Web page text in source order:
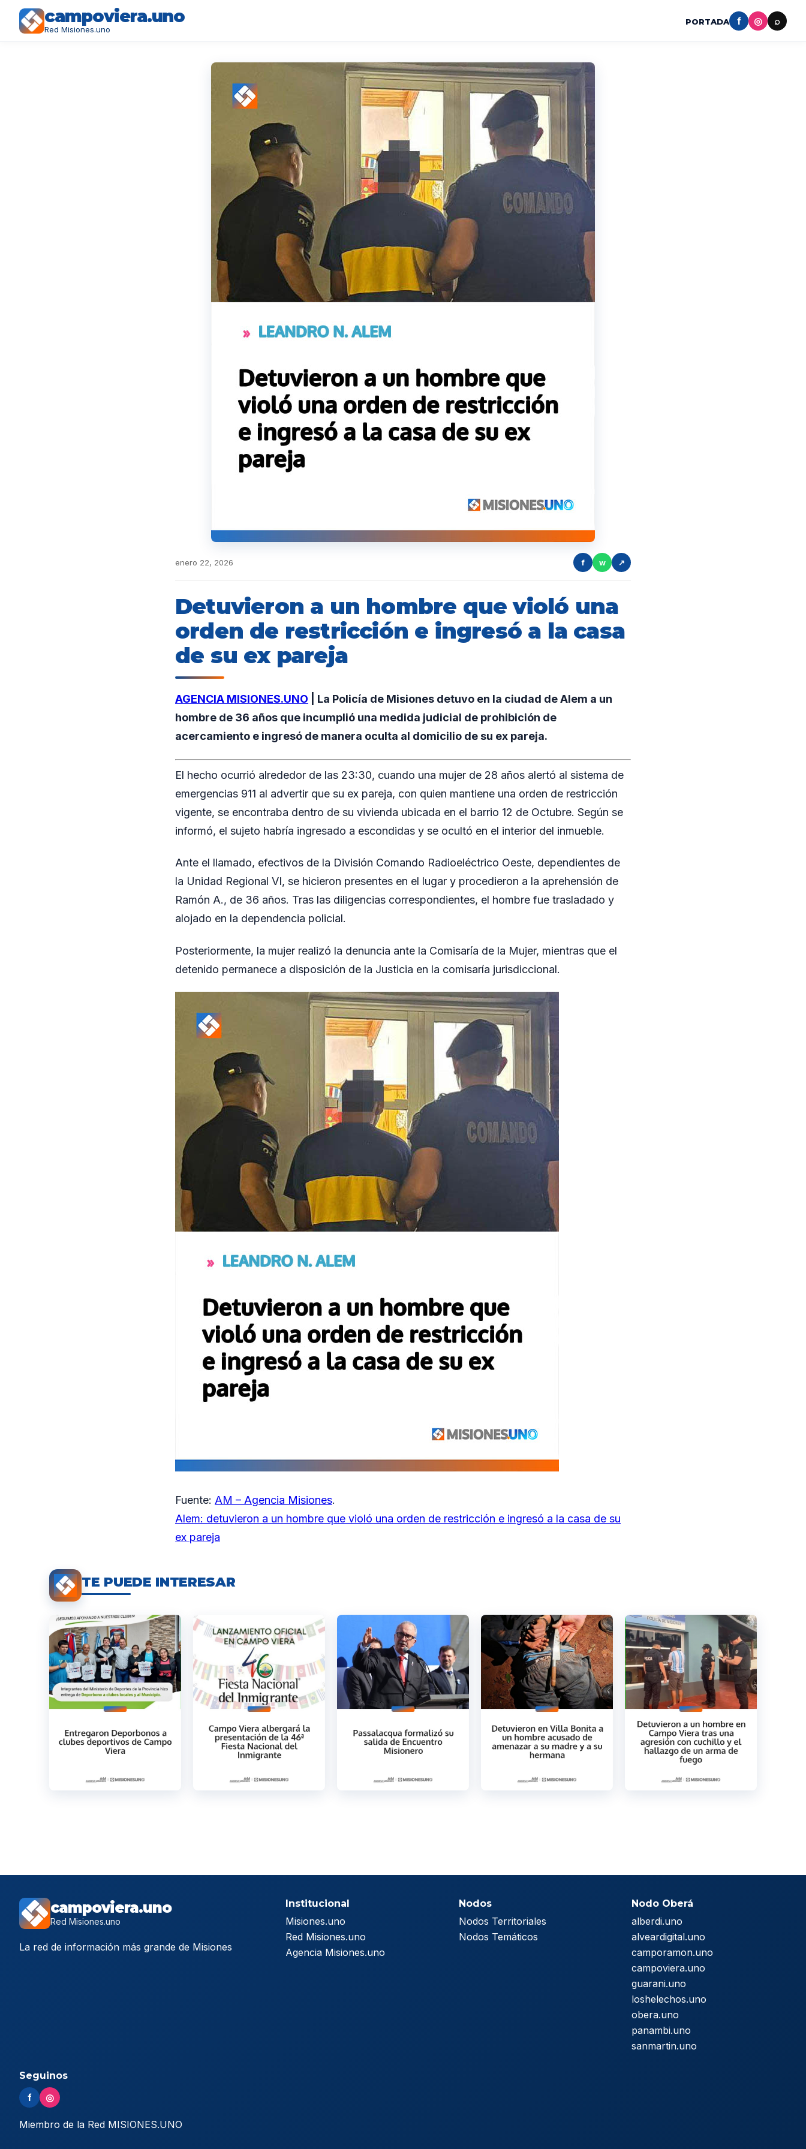
campoviera.uno
Red Misiones.uno
PORTADA f ◎ ⌕
enero 22, 2026 f w ↗
Detuvieron a un hombre que violó una
orden de restricción e ingresó a la casa
de su ex pareja
AGENCIA MISIONES.UNO | La Policía de Misiones detuvo en la ciudad de Alem a un
hombre de 36 años que incumplió una medida judicial de prohibición de
acercamiento e ingresó de manera oculta al domicilio de su ex pareja.
El hecho ocurrió alrededor de las 23:30, cuando una mujer de 28 años alertó al sistema de
emergencias 911 al advertir que su ex pareja, con quien mantiene una orden de restricción
vigente, se encontraba dentro de su vivienda ubicada en el barrio 12 de Octubre. Según se
informó, el sujeto habría ingresado a escondidas y se ocultó en el interior del inmueble.
Ante el llamado, efectivos de la División Comando Radioeléctrico Oeste, dependientes de
la Unidad Regional VI, se hicieron presentes en el lugar y procedieron a la aprehensión de
Ramón A., de 36 años. Tras las diligencias correspondientes, el hombre fue trasladado y
alojado en la dependencia policial.
Posteriormente, la mujer realizó la denuncia ante la Comisaría de la Mujer, mientras que el
detenido permanece a disposición de la Justicia en la comisaría jurisdiccional.
Fuente: AM – Agencia Misiones.
Alem: detuvieron a un hombre que violó una orden de restricción e ingresó a la casa de su
ex pareja
TE PUEDE INTERESAR
campoviera.uno
Red Misiones.uno
La red de información más grande de Misiones
Institucional
Misiones.uno
Red Misiones.uno
Agencia Misiones.uno
Nodos
Nodos Territoriales
Nodos Temáticos
Nodo Oberá
alberdi.uno
alveardigital.uno
camporamon.uno
campoviera.uno
guarani.uno
loshelechos.uno
obera.uno
panambi.uno
sanmartin.uno
Seguinos
f ◎
Miembro de la Red MISIONES.UNO